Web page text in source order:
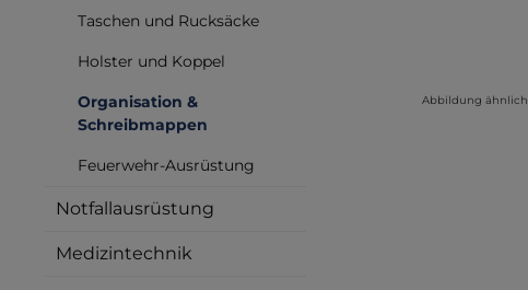
Taschen und Rucksäcke
Holster und Koppel
Organisation &
Schreibmappen
Feuerwehr-Ausrüstung
Notfallausrüstung
Medizintechnik
Abbildung ähnlich